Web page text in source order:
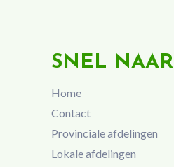
SNEL NAAR
Home
Contact
Provinciale afdelingen
Lokale afdelingen